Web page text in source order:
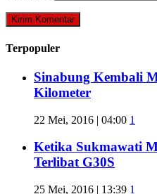
Terpopuler
Sinabung Kembali
Kilometer
22 Mei, 2016 | 04:00 1
Ketika Sukmawati
Terlibat G30S
25 Mei, 2016 | 13:39 1